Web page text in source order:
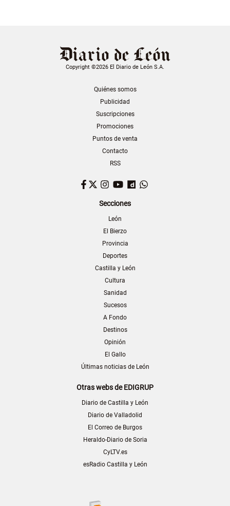
Copyright ©2026 El Diario de León S.A.
Quiénes somos
Publicidad
Suscripciones
Promociones
Puntos de venta
Contacto
RSS
Facebook
TwitterInstagram
YouTubeDailymotion
Secciones
León
El Bierzo
Provincia
Deportes
Castilla y León
Cultura
Sanidad
Sucesos
A Fondo
Destinos
Opinión
El Gallo
Últimas noticias de León
Otras webs de EDIGRUP
Diario de Castilla y León
Diario de Valladolid
El Correo de Burgos
Heraldo-Diario de Soria
CyLTV.es
esRadio Castilla y León